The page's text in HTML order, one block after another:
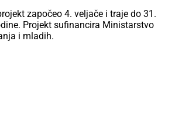
započeo 4. veljače i traje do 31.
Projekt sufinancira Ministarstvo
i mladih.